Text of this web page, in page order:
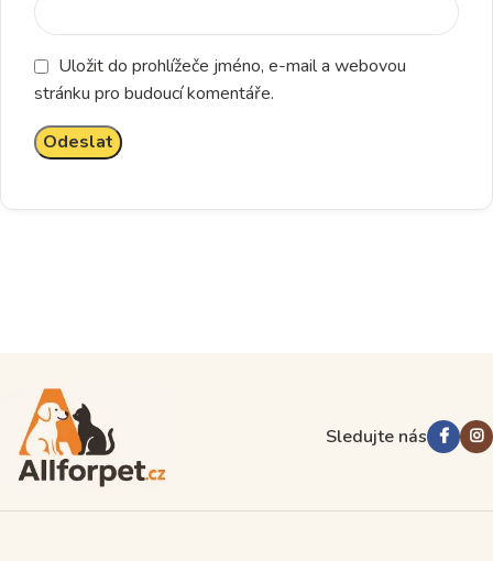
Uložit do prohlížeče jméno, e-mail a webovou
stránku pro budoucí komentáře.
Sledujte nás